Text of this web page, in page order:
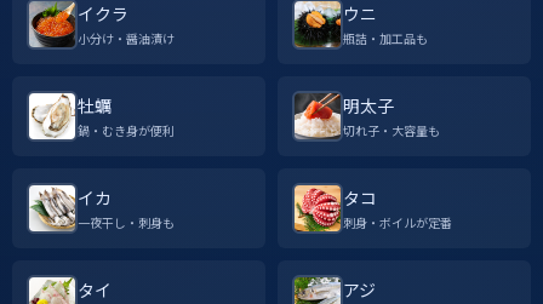
イクラ
小分け・醤油漬け
ウニ
瓶詰・加工品も
牡蠣
鍋・むき身が便利
明太子
切れ子・大容量も
イカ
一夜干し・刺身も
タコ
刺身・ボイルが定番
タイ アジ